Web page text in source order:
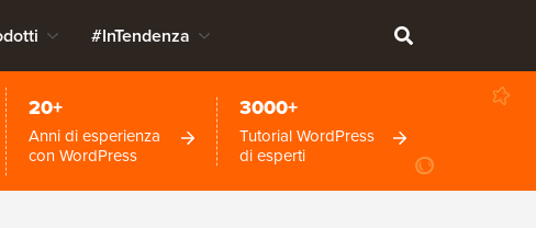
#InTendenza
20+
Anni di esperienza
con WordPress
3000+
Tutorial WordPress
di esperti